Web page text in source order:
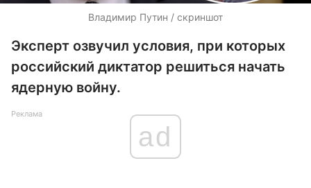
Владимир Путин / скриншот
Эксперт озвучил условия, при которых
российский диктатор решиться начать
ядерную войну.
Реклама
ad